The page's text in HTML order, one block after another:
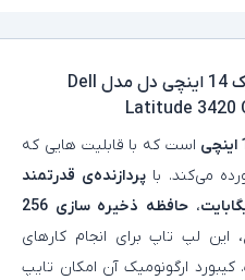
لپ تاپ استوک 14 اینچی دل مدل Dell
Latitude 3420
است که با قابلیت هایی که
می‌کند. باپردازنده‌ی قدرتمند
،حافظه ذخیره سازی 256
این لپ‌ تاپ برای انجام کارهای
ارگونومیک آن امکان تایپ